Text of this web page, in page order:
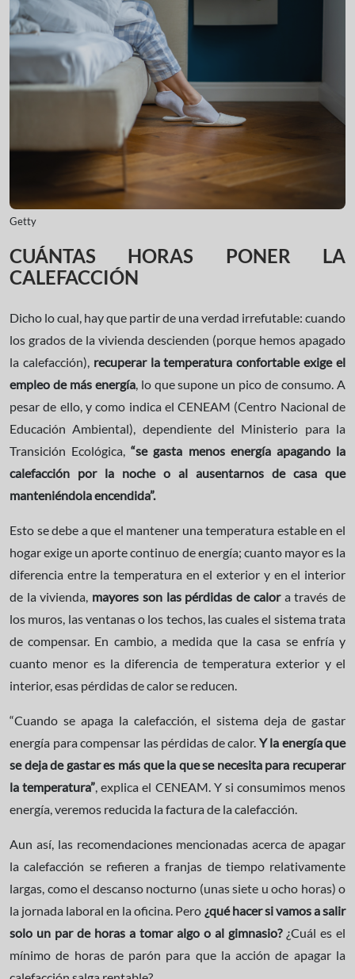
Getty
CUÁNTAS HORAS PONER LA
CALEFACCIÓN
Dicho lo cual, hay que partir de una verdad irrefutable: cuando
los grados de la vivienda descienden (porque hemos apagado
la calefacción), recuperar la temperatura confortable exige el
empleo de más energía, lo que supone un pico de consumo. A
pesar de ello, y como indica el CENEAM (Centro Nacional de
Educación Ambiental), dependiente del Ministerio para la
Transición Ecológica,“se gasta menos energía apagando la
calefacción por la noche o al ausentarnos de casa que
manteniéndola encendida”.
Esto se debe a que el mantener una temperatura estable en el
hogar exige un aporte continuo de energía; cuanto mayor es la
diferencia entre la temperatura en el exterior y en el interior
de la vivienda, mayores son las pérdidas de calora través de
los muros, las ventanas o los techos, las cuales el sistema trata
de compensar. En cambio, a medida que la casa se enfría y
cuanto menor es la diferencia de temperatura exterior y el
interior, esas pérdidas de calor se reducen.
“Cuando se apaga la calefacción, el sistema deja de gastar
energía para compensar las pérdidas de calor. Y la energía que
se deja de gastar es más que la que se necesita para recuperar
la temperatura”, explica el CENEAM. Y si consumimos menos
energía, veremos reducida la factura de la calefacción.
Aun así, las recomendaciones mencionadas acerca de apagar
la calefacción se refieren a franjas de tiempo relativamente
largas, como el descanso nocturno (unas siete u ocho horas) o
la jornada laboral en la oficina. Pero ¿qué hacer si vamos a salir
solo un par de horas a tomar algo o al gimnasio? ¿Cuál es el
mínimo de horas de parón para que la acción de apagar la